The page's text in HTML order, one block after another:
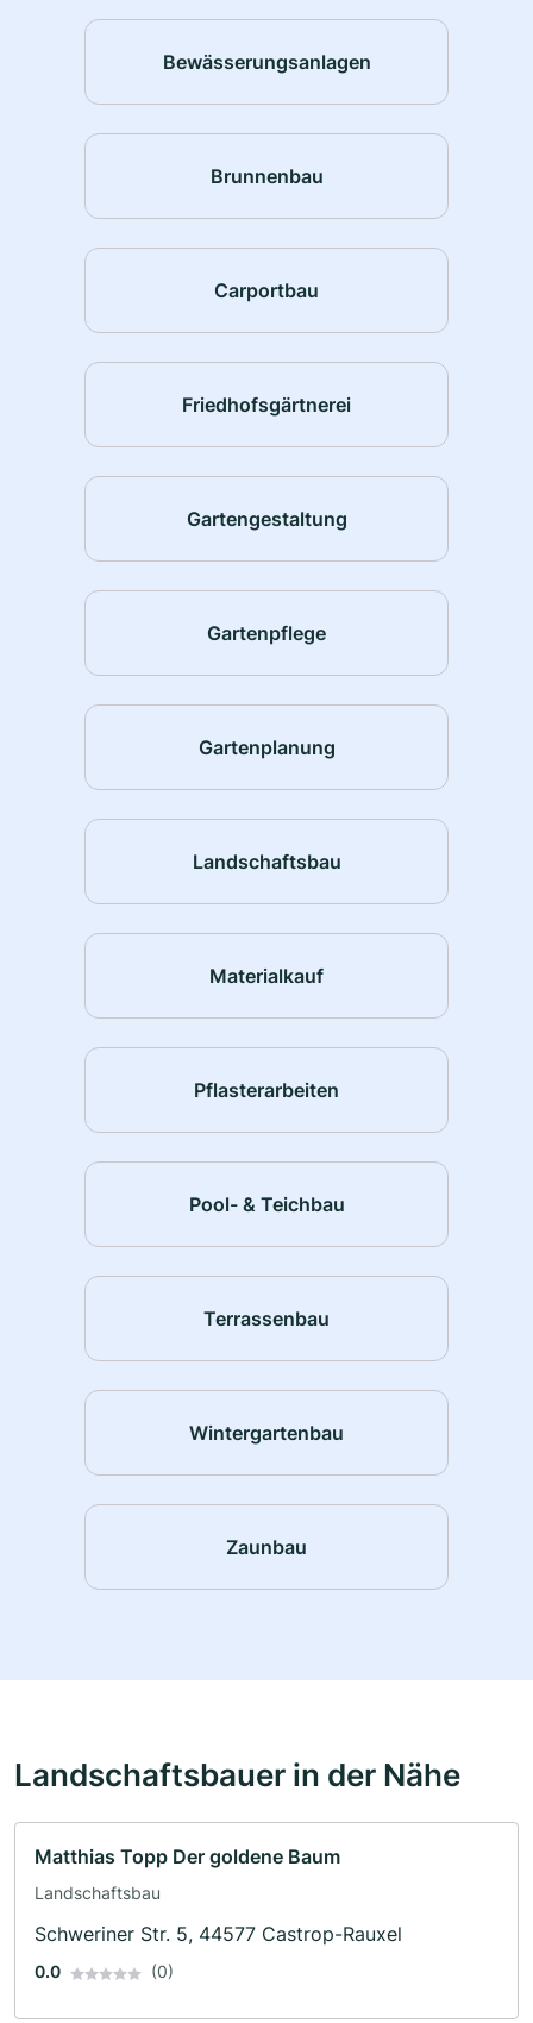
Bewässerungsanlagen
Brunnenbau
Carportbau
Friedhofsgärtnerei
Gartengestaltung
Gartenpflege
Gartenplanung
Landschaftsbau
Materialkauf
Pflasterarbeiten
Pool- & Teichbau
Terrassenbau
Wintergartenbau
Zaunbau
Landschaftsbauer in der Nähe
Matthias Topp Der goldene Baum
Landschaftsbau
Schweriner Str. 5, 44577 Castrop-Rauxel
0.0 (0)